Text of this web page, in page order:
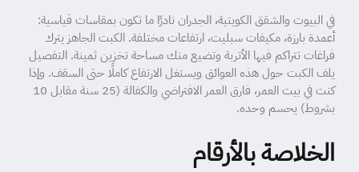
في البيوت والشقق الكويتية، الجدران نادرًا ما تكون بمقاسات قياسية:
أعمدة بارزة، مكيفات سبليت، ارتفاعات مختلفة. الكبت الجاهز يترك
فراغات تتراكم فيها الأتربة وتضيع منك مساحة تخزين ثمينة. التفصيل
يلف الكبت حول هذه العوائق ويستغل الارتفاع كاملًا حتى السقف. وإذا
كنت في بيت العمر، فارق العمر الافتراضي والكفالة (25 سنة مقابل 10
بشروط) يحسم وحده.
الخلاصة بالأرقام